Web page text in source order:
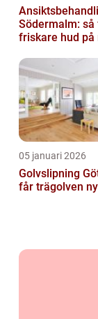
Södermalm: så
friskare hud på
05 januari 2026
Golvslipning
får trägolven